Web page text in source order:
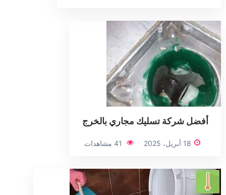
أفضل شركة تسليك مجاري بالخرج
18 أبريل، 2025 41 مشاهدات